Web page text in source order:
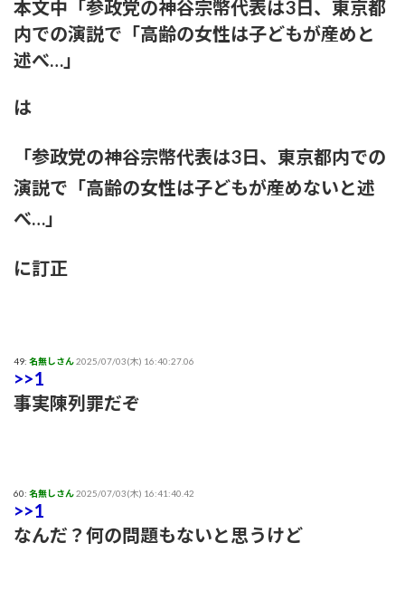
アンジュルムは川名平山後藤色のサイリウムばっかりだなｗ
る？
赤木野々花アナ おはよう日本【GIF動画あり】
あいみょん「私が乳出してるみたいな…きもすぎ」ネット上で
「全身レギンス姿」で大学に通う理由
【騒然】中西香菜さんの夫・福永活也さん「妻が出ていってし
動画あり】
粗品ってくっそ面白いのになんでジジイに嫌われてるん
本文中「参政党の神谷宗幣代表は3日、東京都
内での演説で「高齢の女性は子どもが産めと
述べ…」
は
「参政党の神谷宗幣代表は3日、東京都内での
演説で「高齢の女性は子どもが産めないと述
べ…」
に訂正
49: 名無しさん2025/07/03(木) 16:40:27.06
>>1
事実陳列罪だぞ
60: 名無しさん2025/07/03(木) 16:41:40.42
>>1
なんだ？何の問題もないと思うけど